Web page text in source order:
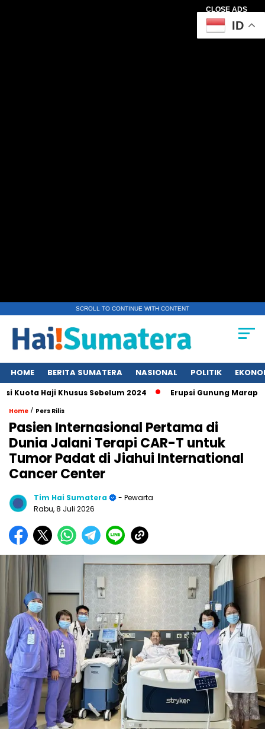
CLOSE ADS
SCROLL TO CONTINUE WITH CONTENT
HOME BERITA SUMATERA NASIONAL POLITIK
Haji Khusus Sebelum 2024 Erupsi Gunung Marapi di
Home / Pers Rilis
Pasien Internasional Pertama di
Dunia Jalani Terapi CAR-T untuk
Tumor Padat di Jiahui International
Cancer Center
Tim Hai Sumatera
- Pewarta
Rabu, 8 Juli 2026
ID